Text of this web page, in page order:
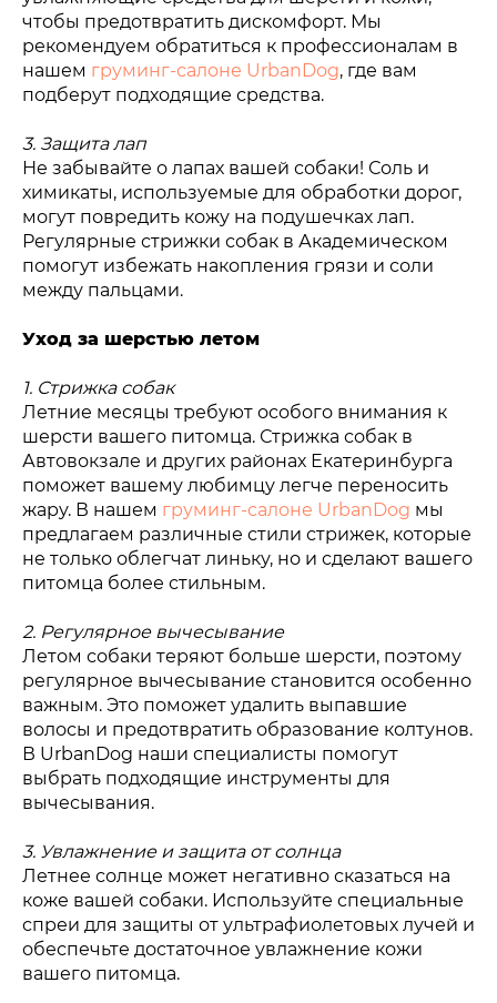
чтобы предотвратить дискомфорт. Мы
рекомендуем обратиться к профессионалам в
нашем груминг-салоне UrbanDog, где вам
подберут подходящие средства.
3. Защита лап
Не забывайте о лапах вашей собаки! Соль и
химикаты, используемые для обработки дорог,
могут повредить кожу на подушечках лап.
Регулярные стрижки собак в Академическом
помогут избежать накопления грязи и соли
между пальцами.
Уход за шерстью летом
1. Стрижка собак
Летние месяцы требуют особого внимания к
шерсти вашего питомца. Стрижка собак в
Автовокзале и других районах Екатеринбурга
поможет вашему любимцу легче переносить
жару. В нашем груминг-салоне UrbanDog мы
предлагаем различные стили стрижек, которые
не только облегчат линьку, но и сделают вашего
питомца более стильным.
2. Регулярное вычесывание
Летом собаки теряют больше шерсти, поэтому
регулярное вычесывание становится особенно
важным. Это поможет удалить выпавшие
волосы и предотвратить образование колтунов.
В UrbanDog наши специалисты помогут
выбрать подходящие инструменты для
вычесывания.
3. Увлажнение и защита от солнца
Летнее солнце может негативно сказаться на
коже вашей собаки. Используйте специальные
спреи для защиты от ультрафиолетовых лучей и
обеспечьте достаточное увлажнение кожи
вашего питомца.